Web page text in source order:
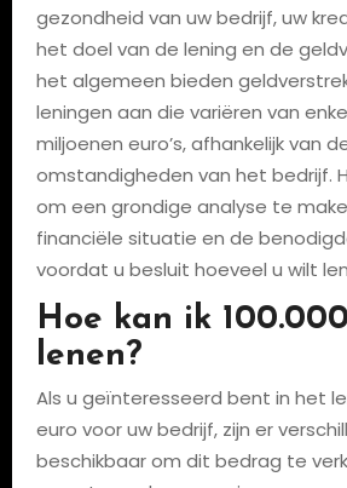
gezondheid van uw bedrijf, uw
het doel van de lening en de
het algemeen bieden
leningen aan die variëren van
miljoenen euro’s, afhankelijk van
omstandigheden van het bedrijf.
om een grondige analyse te
financiële situatie en de
voordat u besluit hoeveel u wilt
Hoe kan ik
lenen?
Als u geïnteresseerd bent in het
euro voor uw bedrijf, zijn er
beschikbaar om dit bedrag te